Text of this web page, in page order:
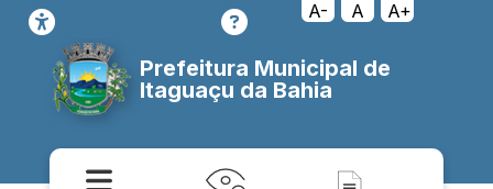
A- A A+
Prefeitura Municipal de
Itaguaçu da Bahia